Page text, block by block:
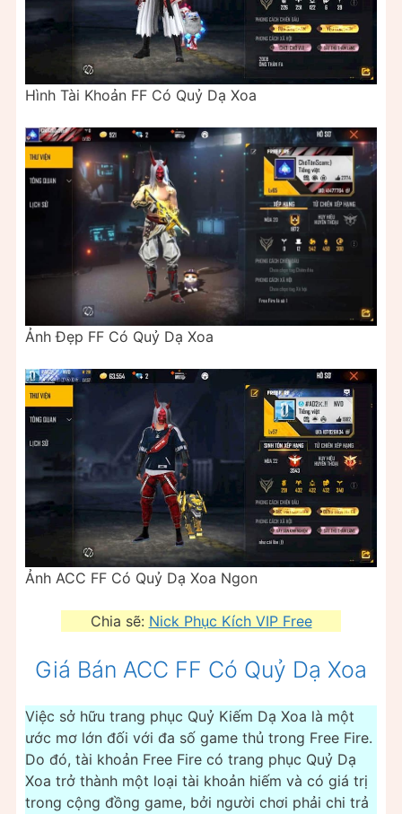
Hình Tài Khoản FF Có Quỷ Dạ Xoa
Ảnh Đẹp FF Có Quỷ Dạ Xoa
Ảnh ACC FF Có Quỷ Dạ Xoa Ngon
Chia sẽ: Nick Phục Kích VIP Free
Giá Bán ACC FF Có Quỷ Dạ Xoa
Việc sở hữu trang phục Quỷ Kiếm Dạ Xoa là một
ước mơ lớn đối với đa số game thủ trong Free Fire.
Do đó, tài khoản Free Fire có trang phục Quỷ Dạ
Xoa trở thành một loại tài khoản hiếm và có giá trị
trong cộng đồng game, bởi người chơi phải chi trả